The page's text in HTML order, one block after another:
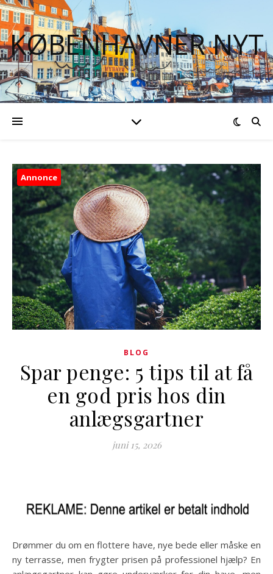
KØBENHAVNER NYT
Annonce
BLOG
Spar penge: 5 tips til at få
en god pris hos din
anlægsgartner
juni 15, 2026
Drømmer du om en flottere have, nye bede eller måske en
ny terrasse, men frygter prisen på professionel hjælp? En